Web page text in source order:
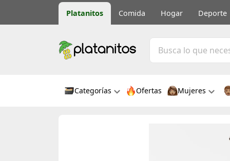
Platanitos Comida Hogar Deporte
Categorías Ofertas Mujeres